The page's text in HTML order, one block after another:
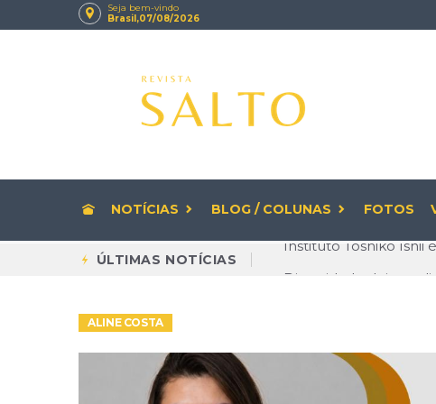
Seja bem-vindo
Brasil,07/08/2026
NOTÍCIAS BLOG / COLUNAS FOTOS
ÚLTIMAS NOTÍCIAS
Diversidade deixa o
Envelhecer com
Brasileiro cria
ALINE COSTA